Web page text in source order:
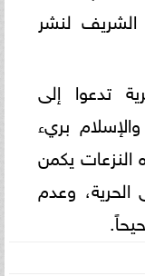
لنشر
تدعوا إلى
بريء
يكمن
وعدم